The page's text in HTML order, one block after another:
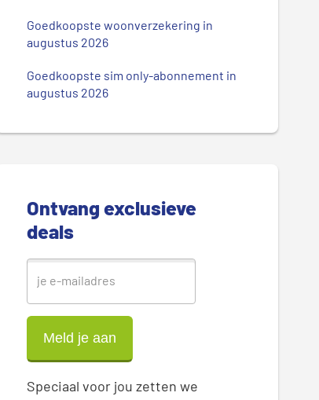
o
g
.
.
Goedkoopste woonverzekering in
augustus 2026
Goedkoopste sim only-abonnement in
augustus 2026
Ontvang exclusieve
deals
Speciaal voor jou zetten we